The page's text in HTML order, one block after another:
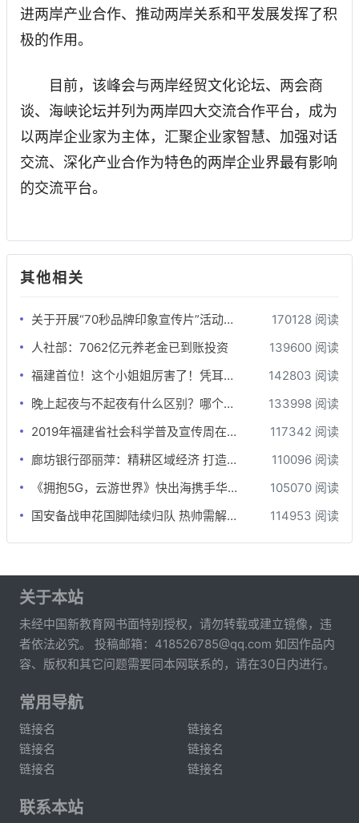
进两岸产业合作、推动两岸关系和平发展发挥了积
极的作用。
目前，该峰会与两岸经贸文化论坛、两会商
谈、海峡论坛并列为两岸四大交流合作平台，成为
以两岸企业家为主体，汇聚企业家智慧、加强对话
交流、深化产业合作为特色的两岸企业界最有影响
的交流平台。
其他相关
关于开展“70秒品牌印象宣传片”活动的函
170128 阅读
人社部：7062亿元养老金已到账投资
139600 阅读
福建首位！这个小姐姐厉害了！凭耳朵为钢琴“治病”
142803 阅读
晚上起夜与不起夜有什么区别？哪个更健康？差别还真不小
133998 阅读
2019年福建省社会科学普及宣传周在牙立方松鼠口腔开展
117342 阅读
廊坊银行邵丽萍：精耕区域经济 打造价值银行
110096 阅读
《拥抱5G，云游世界》快出海携手华为云游戏出海沙龙
105070 阅读
国安备战申花国脚陆续归队 热帅需解决间歇期后遗症
114953 阅读
关于本站
未经中国新教育网书面特别授权，请勿转载或建立镜像，违
者依法必究。 投稿邮箱：418526785@qq.com 如因作品内
容、版权和其它问题需要同本网联系的，请在30日内进行。
常用导航
链接名
链接名
链接名
链接名
链接名
链接名
联系本站